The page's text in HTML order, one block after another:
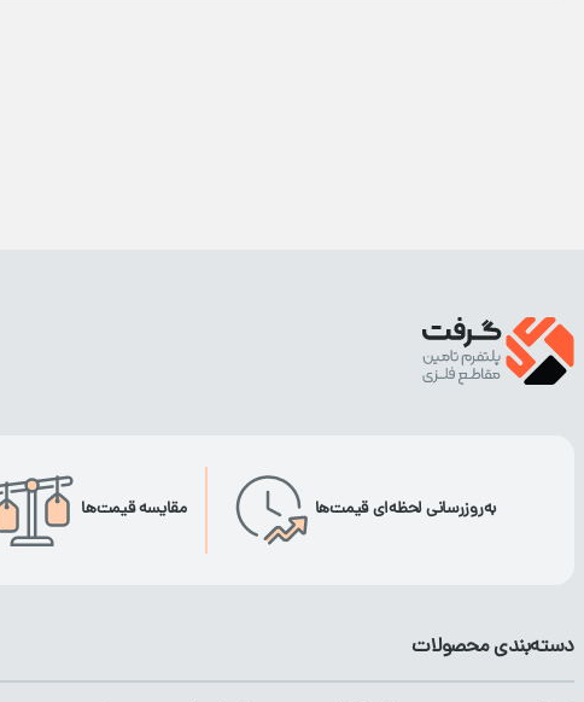
به‌روزرسانی لحظه‌ای قیمت‌ها مقایسه قیمت‌ها
دسته‌بندی محصولات